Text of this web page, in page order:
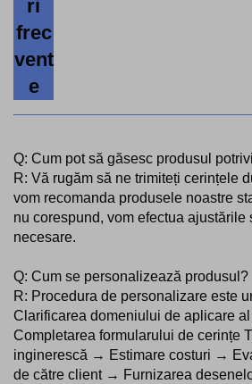
ri
frec
vent
e
Q: Cum pot să găsesc produsul
R: Vă rugăm să ne trimiteți cerințele
vom recomanda produsele noastre
nu corespund, vom efectua
necesare.
Q: Cum se personalizează produsul?
R: Procedura de personalizare este
Clarificarea domeniului de aplicare
Completarea formularului de cerințe
inginerescă → Estimare costuri →
de către client → Furnizarea